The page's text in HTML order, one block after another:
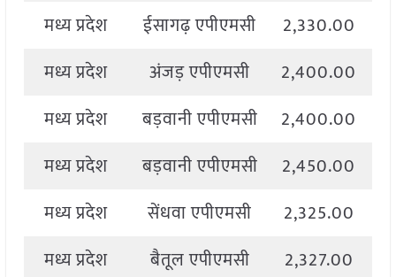
मध्य प्रदेश
ईसागढ़ एपीएमसी 2,330.00
मध्य प्रदेश
अंजड़ एपीएमसी 2,400.00
मध्य प्रदेश
बड़वानी एपीएमसी 2,400.00
मध्य प्रदेश
बड़वानी एपीएमसी 2,450.00
मध्य प्रदेश
सेंधवा एपीएमसी 2,325.00
मध्य प्रदेश
बैतूल एपीएमसी 2,327.00